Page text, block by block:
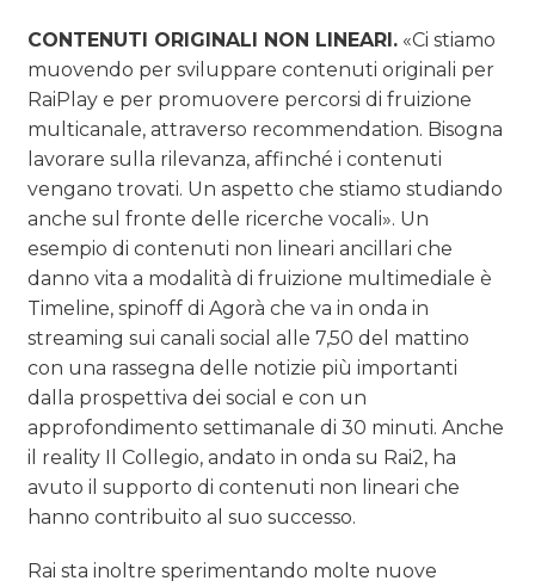
CONTENUTI ORIGINALI NON LINEARI. «Ci stiamo
muovendo per sviluppare contenuti originali per
RaiPlay e per promuovere percorsi di fruizione
multicanale, attraverso recommendation. Bisogna
lavorare sulla rilevanza, affinché i contenuti
vengano trovati. Un aspetto che stiamo studiando
anche sul fronte delle ricerche vocali». Un
esempio di contenuti non lineari ancillari che
danno vita a modalità di fruizione multimediale è
Timeline, spinoff di Agorà che va in onda in
streaming sui canali social alle 7,50 del mattino
con una rassegna delle notizie più importanti
dalla prospettiva dei social e con un
approfondimento settimanale di 30 minuti. Anche
il reality Il Collegio, andato in onda su Rai2, ha
avuto il supporto di contenuti non lineari che
hanno contribuito al suo successo.
Rai sta inoltre sperimentando molte nuove